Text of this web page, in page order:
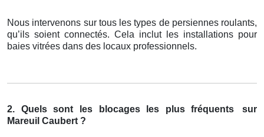
Nous intervenons sur tous les types de persiennes roulants,
qu’ils soient connectés. Cela inclut les installations pour
baies vitrées dans des locaux professionnels.
2. Quels sont les blocages les plus fréquents
sur
Mareuil Caubert ?